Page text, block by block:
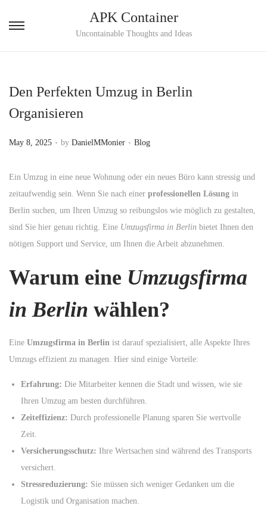
S
t
i
g
a
t
i
n
S
t
t
e
n
t
APK Container
Uncontainable Thoughts and Ideas
Den Perfekten Umzug in Berlin
Organisieren
P
s
t
e
d
o
May 8, 2025 . by DanielMMonier . P
s
t
e
d
i
Blog
Ein Umzug in eine neue Wohnung oder ein neues Büro kann stressig und
zeitaufwendig sein. Wenn Sie nach einer professionellen Lösung in
Berlin suchen, um Ihren Umzug so reibungslos wie möglich zu gestalten,
sind Sie hier genau richtig. Eine Umzugsfirma in Berlin bietet Ihnen den
nötigen Support und Service, um Ihnen die Arbeit abzunehmen.
Warum eine Umzugsfirma
in Berlin wählen?
Eine Umzugsfirma in Berlin ist darauf spezialisiert, alle Aspekte Ihres
Umzugs effizient zu managen. Hier sind einige Vorteile:
Erfahrung: Die Mitarbeiter kennen die Stadt und wissen, wie sie
Ihren Umzug am besten durchführen.
Zeiteffizienz: Durch professionelle Planung sparen Sie wertvolle
Zeit.
Versicherungsschutz: Ihre Wertsachen sind während des Transports
versichert.
Stressreduzierung: Sie müssen sich weniger Gedanken um die
Logistik und Organisation machen.